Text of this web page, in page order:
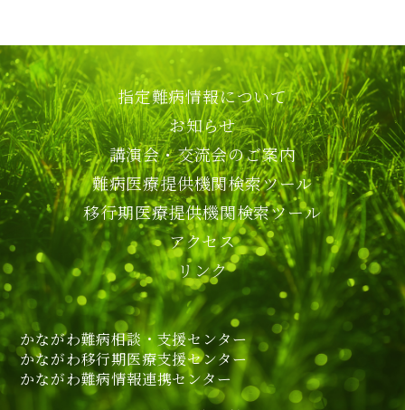
指定難病情報について
お知らせ
講演会・交流会のご案内
難病医療提供機関検索ツール
移行期医療提供機関検索ツール
アクセス
リンク
かながわ難病相談・支援センター
かながわ移行期医療支援センター
かながわ難病情報連携センター